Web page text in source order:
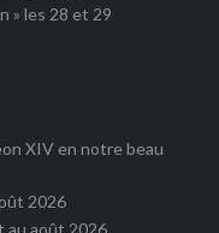
» les 28 et 29
XIV en notre beau
2026
au août 2026